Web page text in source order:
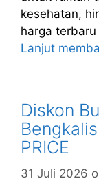
kesehatan,
harga
Lanjut
Diskon
PRICE
31 Juli 2026